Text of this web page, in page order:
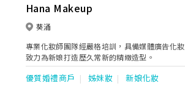
Hana Makeup
葵涌
專業化妝師團隊經嚴格培訓，具備媒體廣告化
致力為新娘打造歷久常新的精緻造型。
優質婚禮商戶 姊妹妝 新娘化妝